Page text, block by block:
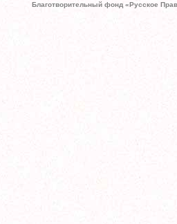
Благотворительный фонд «Русское